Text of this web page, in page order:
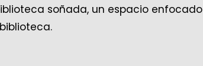
soñada, un espacio